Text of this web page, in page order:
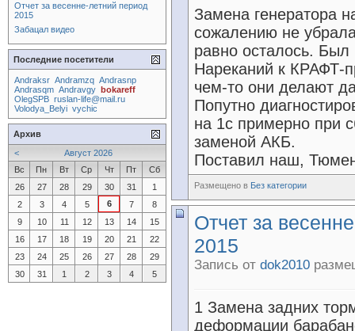
Замена генератора
сожалению не
равно осталось.
Нареканий к КРАФТ-
чем-то они делают
Попутно
на 1с примерно при
заменой АКБ.
Поставил наш,
Размещено в Без категории
Отчет за
2015
Запись от dok2010
1 Замена задних
деформации
Отчет за весенне-летний период
2015
Забацал видео
Последние посетители
Andraksr Andramzq Andrasnp
Andrasqm Andravgy bokareff
OlegSPB ruslan-life@mail.ru
Volodya_Belyi vychic
Архив
<
Август 2026
Вс
Пн Вт Ср Чт Пт
Сб
26
27 28 29 30 31
1
2
3 4 5 6 7
8
9
10 11 12 13 14
15
16
17 18 19 20 21
22
23
24 25 26 27 28
29
30
31 1 2 3 4 5